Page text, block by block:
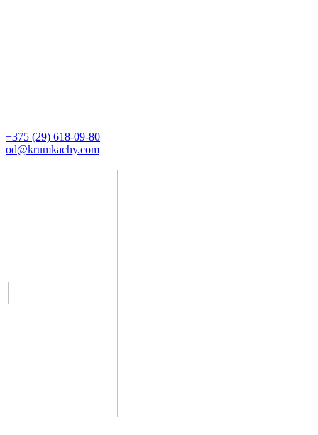
+375 (29) 618-09-80
od@krumkachy.com